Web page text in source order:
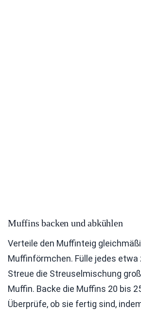
Muffins backen und abkühlen
Verteile den Muffinteig
Muffinförmchen. Fülle jedes etwa
Streue die Streuselmischung
Muffin. Backe die Muffins 20 bis
Überprüfe, ob sie fertig sind,